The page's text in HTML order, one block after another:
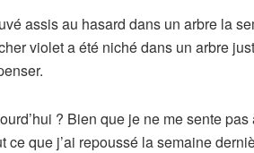
assis au hasard dans un arbre la
violet a été niché dans un arbre
? Bien que je ne me sente
ce que j’ai repoussé la semaine